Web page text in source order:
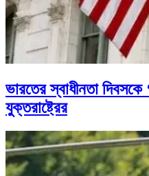
ভারতের স্বাধীনতা দিবসকে
যুক্তরাষ্ট্রের